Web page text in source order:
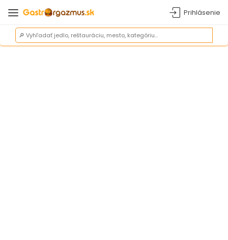
Prihlásenie